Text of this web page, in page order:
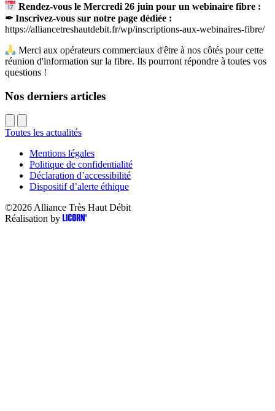
Rendez-vous le Mercredi 26 juin pour un webinaire fibre :
✒ Inscrivez-vous sur notre page dédiée :
https://alliancetreshautdebit.fr/wp/inscriptions-aux-webinaires-fibre/
Merci aux opérateurs commerciaux d'être à nos côtés pour cette
réunion d'information sur la fibre. Ils pourront répondre à toutes vos
questions !
Nos derniers articles
Toutes les actualités
Mentions légales
Politique de confidentialité
Déclaration d’accessibilité
Dispositif d’alerte éthique
©2026 Alliance Très Haut Débit
Réalisation by